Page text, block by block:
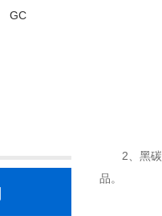
GC
2、黑碳化
品。